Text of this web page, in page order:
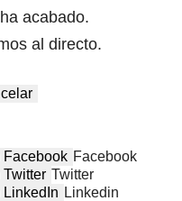
acabado.
al directo.
Facebook Facebook
Twitter Twitter
LinkedIn Linkedin